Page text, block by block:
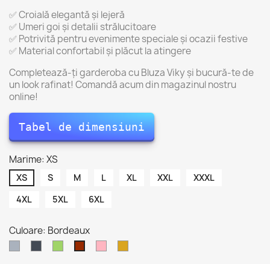
✅ Croială elegantă și lejeră
✅ Umeri goi și detalii strălucitoare
✅ Potrivită pentru evenimente speciale și ocazii festive
✅ Material confortabil și plăcut la atingere
Completează-ți garderoba cu Bluza Viky și bucură-te de
un look rafinat! Comandă acum din magazinul nostru
online!
Tabel de dimensiuni
Marime: XS
XS S M L XL XXL
XXXL
4XL
5XL 6XL
Culoare: Bordeaux